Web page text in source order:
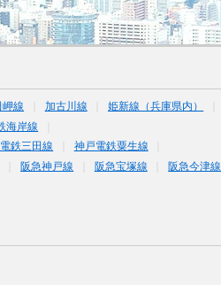
岬線 加古川線
姫新線（兵庫県内）
海岸線
鉄三田線
神戸電鉄粟生線
阪急神戸線 阪急宝塚線
阪急今津線